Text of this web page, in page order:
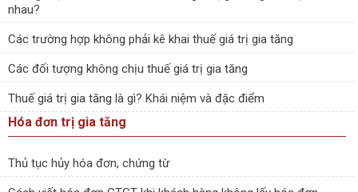
nhau?
Các trường hợp không phải kê khai thuế giá trị gia tăng
Các đối tượng không chịu thuế giá trị gia tăng
Thuế giá trị gia tăng là gì? Khái niệm và đặc điểm
Hóa đơn trị gia tăng
Thủ tục hủy hóa đơn, chứng từ